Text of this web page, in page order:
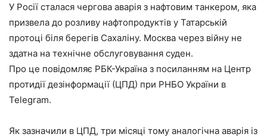
У Росії сталася чергова аварія з нафтовим танкером, яка
призвела до розливу нафтопродуктів у Татарській
протоці біля берегів Сахаліну. Москва через війну не
здатна на технічне обслуговування суден.
Про це повідомляє РБК-Україна з посиланням на Центр
протидії дезінформації (ЦПД) при РНБО України в
Telegram.
Як зазначили в ЦПД, три місяці тому аналогічна аварія із